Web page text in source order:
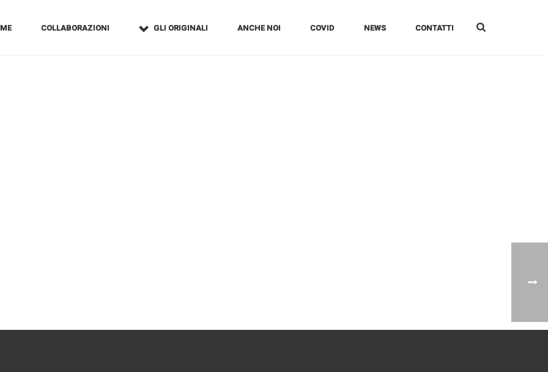
COLLABORAZIONI GLI ORIGINALI ANCHE NOI COVID NEWS CONTATTI